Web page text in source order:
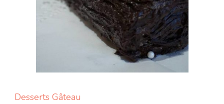
Desserts Gâteau